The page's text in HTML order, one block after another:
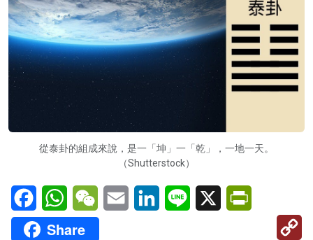
從泰卦的組成來說，是一「坤」一「乾」，一地一天。
（Shutterstock）
FacebookWhatsAppWeChatEmail LinkedInLine X
Share